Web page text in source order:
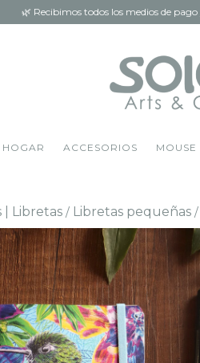
🌿 Recibimos todos los medios de
HOGAR ACCESORIOS MOUSE
| Libretas / Libretas pequeñas /